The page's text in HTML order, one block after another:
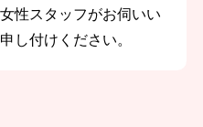
性スタッフがお伺いい
し付けください。